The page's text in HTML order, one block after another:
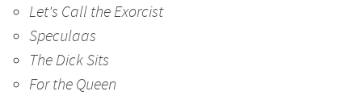
Let's Call the Exorcist
Speculaas
The Dick Sits
For the Queen